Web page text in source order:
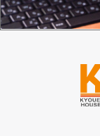
お問い合わせ